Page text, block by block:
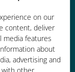
on our
content, deliver
media features
about
advertising and
with other
les